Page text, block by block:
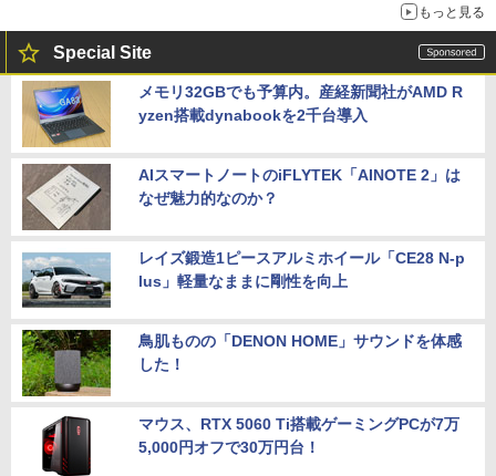
もっと見る
Special Site
メモリ32GBでも予算内。産経新聞社がAMD R
yzen搭載dynabookを2千台導入
AIスマートノートのiFLYTEK「AINOTE 2」は
なぜ魅力的なのか？
レイズ鍛造1ピースアルミホイール「CE28 N-p
lus」軽量なままに剛性を向上
鳥肌ものの「DENON HOME」サウンドを体感
した！
マウス、RTX 5060 Ti搭載ゲーミングPCが7万
5,000円オフで30万円台！